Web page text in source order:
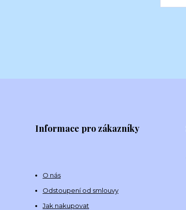
Informace pro zákazníky
O nás
Odstoupení od smlouvy
Jak nakupovat